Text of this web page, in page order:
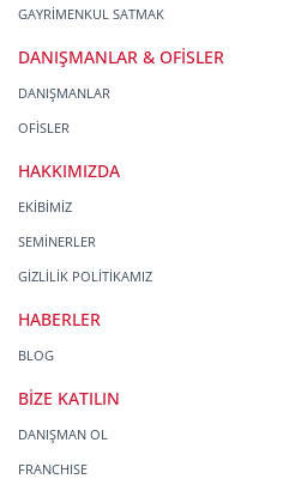
GAYRİMENKUL SATMAK
DANIŞMANLAR & OFİSLER
DANIŞMANLAR
OFİSLER
HAKKIMIZDA
EKİBİMİZ
SEMİNERLER
GİZLİLİK POLİTİKAMIZ
HABERLER
BLOG
BİZE KATILIN
DANIŞMAN OL
FRANCHISE